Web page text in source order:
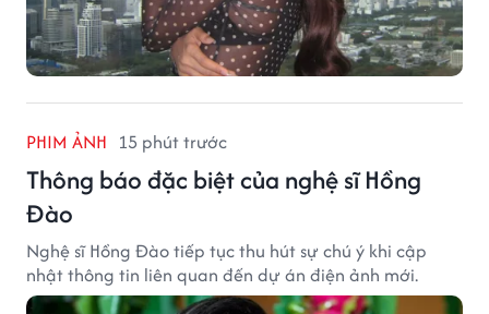
PHIM ẢNH 15 phút trước
Thông báo đặc biệt của nghệ sĩ Hồng
Đào
Nghệ sĩ Hồng Đào tiếp tục thu hút sự chú ý khi cập
nhật thông tin liên quan đến dự án điện ảnh mới.